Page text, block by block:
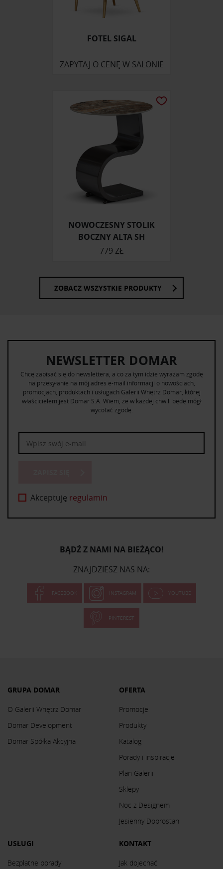
FOTEL SIGAL
ZAPYTAJ O CENĘ W SALONIE
NOWOCZESNY STOLIK
BOCZNY ALTA SH
779 ZŁ
ZOBACZ WSZYSTKIE PRODUKTY
NEWSLETTER DOMAR
Chcę zapisać się do newslettera, a co za tym idzie wyrażam zgodę
na przesyłanie na mój adres e-mail informacji o nowościach,
promocjach, produktach i usługach Galerii Wnętrz Domar, której
właścicielem jest Domar S.A. Wiem, że w każdej chwili będę mógł
wycofać zgodę.
Akceptuję regulamin
BĄDŹ Z NAMI NA BIEŻĄCO!
ZNAJDZIESZ NAS NA:
FACEBOOK INSTAGRAM YOUTUBE
PINTEREST
GRUPA DOMAR
O Galerii Wnętrz Domar
Domar Development
Domar Spółka Akcyjna
OFERTA
Promocje
Produkty
Katalog
Porady i inspiracje
Plan Galerii
Sklepy
Noc z Designem
Jesienny Dobrostan
USŁUGI
Bezpłatne porady
KONTAKT
Jak dojechać